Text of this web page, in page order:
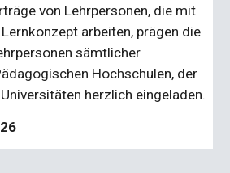
von Lehrpersonen, die mit
arbeiten, prägen die
sämtlicher
Hochschulen, der
herzlich eingeladen.